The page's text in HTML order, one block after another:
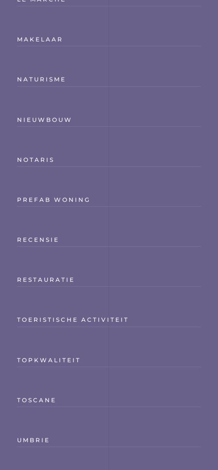
MAKELAAR
NATURISME
NIEUWBOUW
NOTARIS
PREFAB WONING
RECENSIE
RESTAURATIE
TOERISTISCHE ACTIVITEIT
TOPKWALITEIT
TOSCANE
UMBRIE